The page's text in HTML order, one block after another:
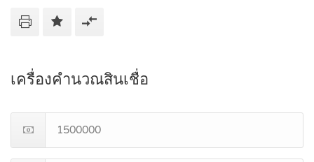
เครื่องคำนวณสินเชื่อ